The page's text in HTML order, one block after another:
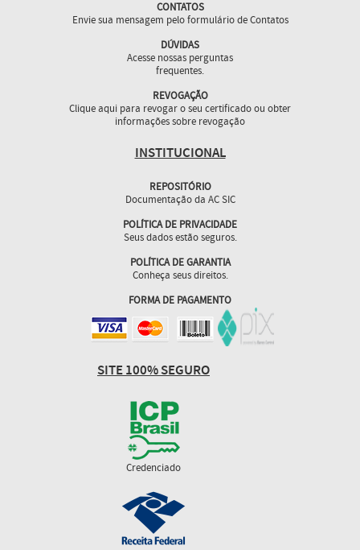
CONTATOS
Envie sua mensagem pelo formulário de Contatos
DÚVIDAS
Acesse nossas perguntas
frequentes.
REVOGAÇÃO
Clique aqui para revogar o seu certificado ou obter
informações sobre revogação
INSTITUCIONAL
REPOSITÓRIO
Documentação da AC SIC
POLÍTICA DE PRIVACIDADE
Seus dados estão seguros.
POLÍTICA DE GARANTIA
Conheça seus direitos.
FORMA DE PAGAMENTO
SITE 100% SEGURO
Credenciado